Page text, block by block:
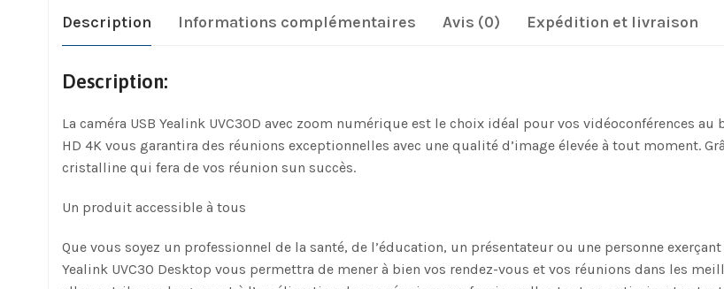
Description Informations complémentaires Avis (0) Expédition et livraison
Description:
La caméra USB Yealink UVC30D avec zoom numérique est le choix idéal pour vos vidéoconférences
HD 4K vous garantira des réunions exceptionnelles avec une qualité d’image élevée à tout moment.
cristalline qui fera de vos réunion sun succès.
Un produit accessible à tous
Que vous soyez un professionnel de la santé, de l’éducation, un présentateur ou une personne
Yealink UVC30 Desktop vous permettra de mener à bien vos rendez-vous et vos réunions dans les